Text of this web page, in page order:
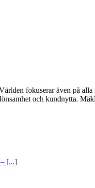
fokuserar även på
och kundnytta.
– [...]